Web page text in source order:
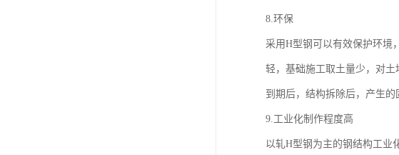
8.环保
采用H型钢可以有效保护环境
轻，基础施工取土量少，对
到期后，结构拆除后，产生的
9.工业化制作程度高
以轧H型钢为主的钢结构工业